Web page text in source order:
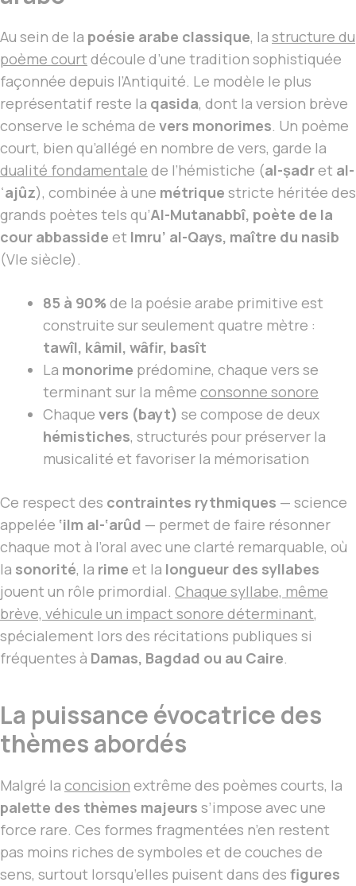
Au sein de la poésie arabe classique, la structure du
poème court découle d’une tradition sophistiquée
façonnée depuis l’Antiquité. Le modèle le plus
représentatif reste la qasida, dont la version brève
conserve le schéma de vers monorimes. Un poème
court, bien qu’allégé en nombre de vers, garde la
dualité fondamentale de l’hémistiche (al-ṣadret al-
ʿajûz), combinée à une métrique stricte héritée des
grands poètes tels qu’Al-Mutanabbî, poète de la
cour abbasside et Imru’ al-Qays, maître du nasib
(VIe siècle).
85 à 90%de la poésie arabe primitive est
construite sur seulement quatre mètre :
tawîl, kâmil, wâfir, basît
La monorime prédomine, chaque vers se
terminant sur la même consonne sonore
Chaque vers (bayt) se compose de deux
hémistiches, structurés pour préserver la
musicalité et favoriser la mémorisation
Ce respect des contraintes rythmiques — science
appelée ‘ilm al-‘arûd — permet de faire résonner
chaque mot à l’oral avec une clarté remarquable, où
la sonorité, la rime et la longueur des syllabes
jouent un rôle primordial. Chaque syllabe, même
brève, véhicule un impact sonore déterminant,
spécialement lors des récitations publiques si
fréquentes à Damas, Bagdad ou au Caire.
La puissance évocatrice des
thèmes abordés
Malgré la concision extrême des poèmes courts, la
palette des thèmes majeurs s’impose avec une
force rare. Ces formes fragmentées n’en restent
pas moins riches de symboles et de couches de
sens, surtout lorsqu’elles puisent dans des figures